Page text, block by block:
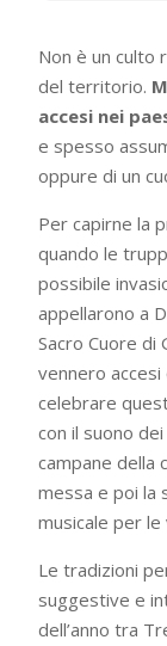
Non è un culto
del territorio.
accesi nei
e spesso
oppure di un
Per capirne la
quando le
possibile
appellarono a
Sacro Cuore
vennero
celebrare
con il suono
campane della
messa e poi la
musicale per le
Le tradizioni
suggestive e
dell’anno tra